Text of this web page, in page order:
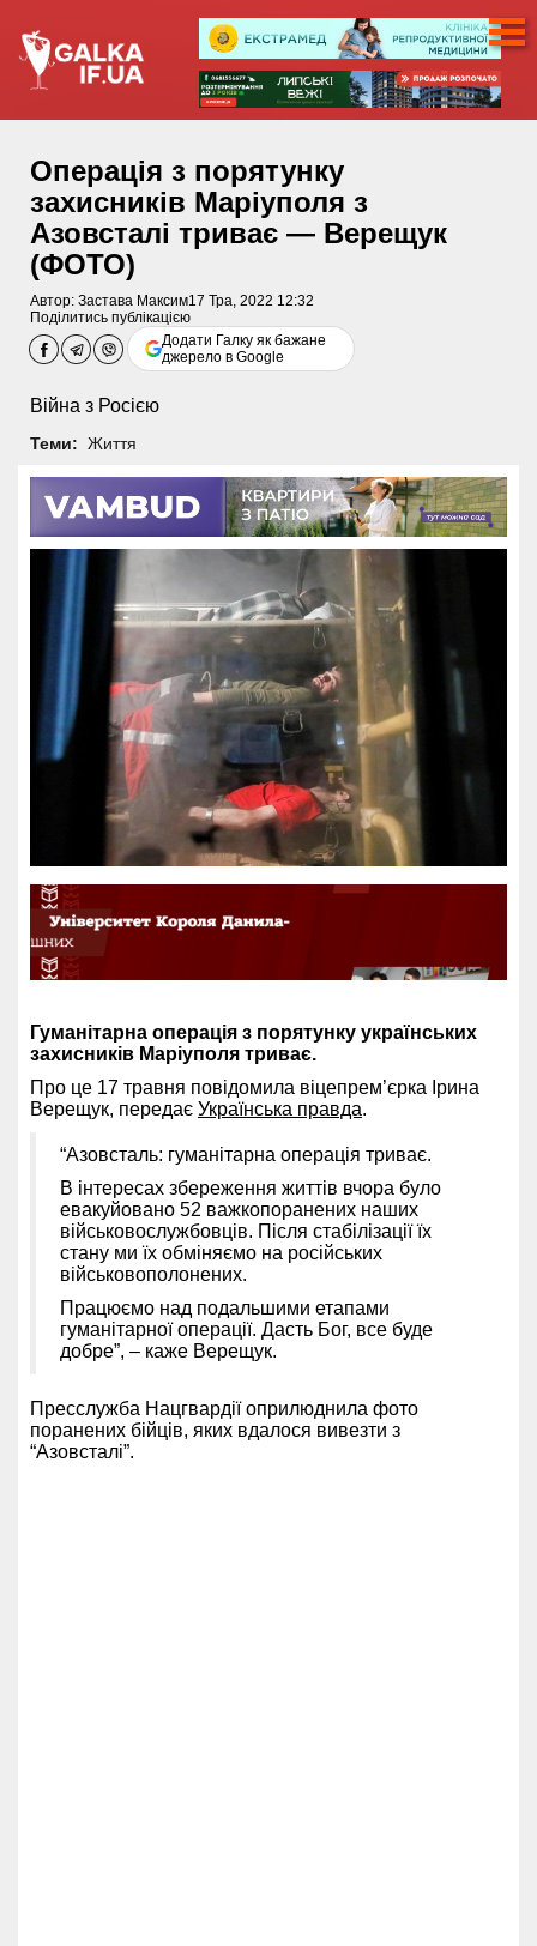
Операція з порятунку
захисників Маріуполя з
Азовсталі триває — Верещук
(ФОТО)
Автор: Застава Максим17 Тра, 2022 12:32
Поділитись публікацією
Додати Галку як бажане
джерело в Google
Війна з Росією
Теми: Життя
Гуманітарна операція з порятунку українських
захисників Маріуполя триває.
Про це 17 травня повідомила віцепрем’єрка Ірина
Верещук, передає Українська правда.
“Азовсталь: гуманітарна операція триває.
В інтересах збереження життів вчора було
евакуйовано 52 важкопоранених наших
військовослужбовців. Після стабілізації їх
стану ми їх обміняємо на російських
військовополонених.
Працюємо над подальшими етапами
гуманітарної операції. Дасть Бог, все буде
добре”, – каже Верещук.
Пресслужба Нацгвардії оприлюднила фото
поранених бійців, яких вдалося вивезти з
“Азовсталі”.